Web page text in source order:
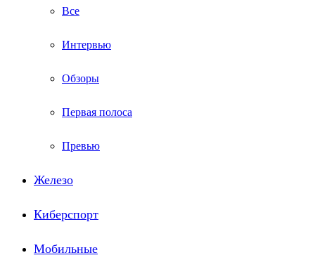
Все
Интервью
Обзоры
Первая полоса
Превью
Железо
Киберспорт
Мобильные